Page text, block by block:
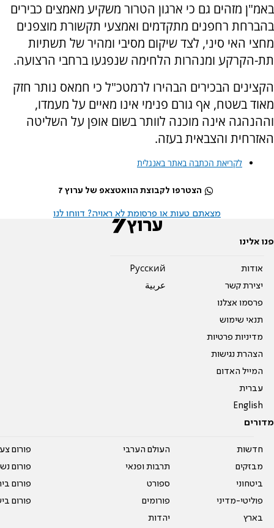
באמ"ן מזהים גם כי ארגון הטרור משקיע מאמצים כבירים
בהברחת רחפנים מתקדמים ואמצעי תקשורת מוצפנים
מחצי האי סיני, לצד שיקום מסיבי ומהיר של תשתיות
תת-הקרקע ומנהרות הלחימה שנפגעו ברחבי הרצועה.
הקצינים הבכירים הבהירו לרמטכ"ל כי חמאס נותר חזק
מאוד בשטח, אף גורם פנימי אינו מאיים על מעמדו,
וההנהגה אינה מוכנה לוותר בשום אופן על השליטה
האזרחית והצבאית בעזה.
לקריאת הכתבה באתר באנגלית
הצטרפו לקבוצת הוואטצאפ של ערוץ 7
מצאתם טעות או פרסומת לא ראויה? דווחו לנו
פנו אלינו
אודות
יצירת קשר
פרסמו אצלנו
תנאי שימוש
מדיניות פרטיות
הצהרת נגישות
המייל האדום
עברית
English
Pусский
عربية
מדורים
חדשות
מבזקים
ביטחוני
פוליטי-מדיני
בארץ
העולם הערבי
תרבות ופנאי
ספורט
פורומים
יהדות
פורום
פורום
פורום
פורום